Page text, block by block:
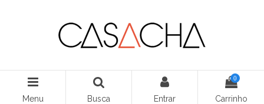
Menu Busca Entrar
0
Carrinho